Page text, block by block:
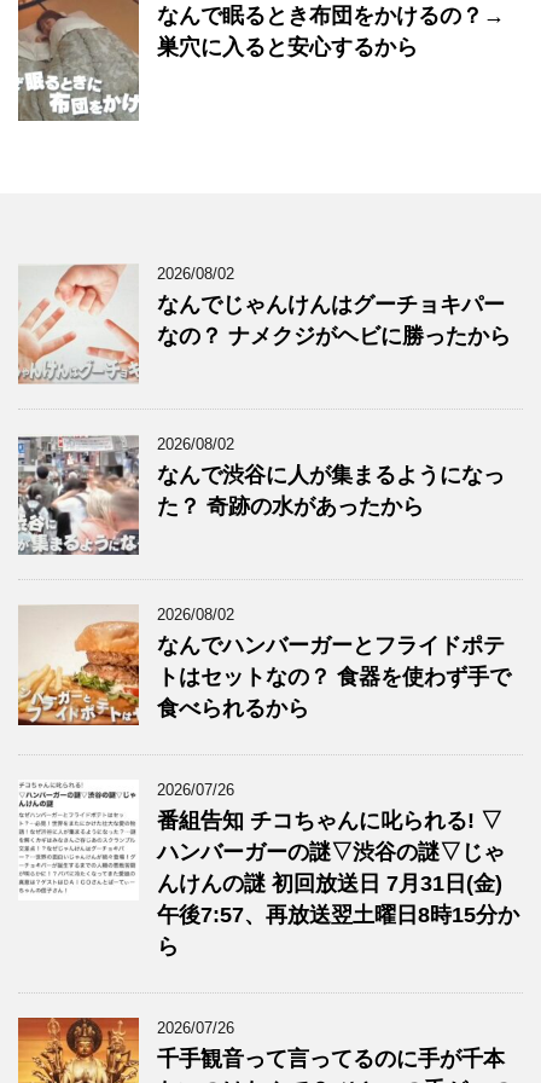
なんで眠るとき布団をかけるの？→
巣穴に入ると安心するから
2026/08/02
なんでじゃんけんはグーチョキパー
なの？ ナメクジがヘビに勝ったから
2026/08/02
なんで渋谷に人が集まるようになっ
た？ 奇跡の水があったから
2026/08/02
なんでハンバーガーとフライドポテ
トはセットなの？ 食器を使わず手で
食べられるから
2026/07/26
番組告知 チコちゃんに叱られる! ▽
ハンバーガーの謎▽渋谷の謎▽じゃ
んけんの謎 初回放送日 7月31日(金)
午後7:57、再放送翌土曜日8時15分か
ら
2026/07/26
千手観音って言ってるのに手が千本